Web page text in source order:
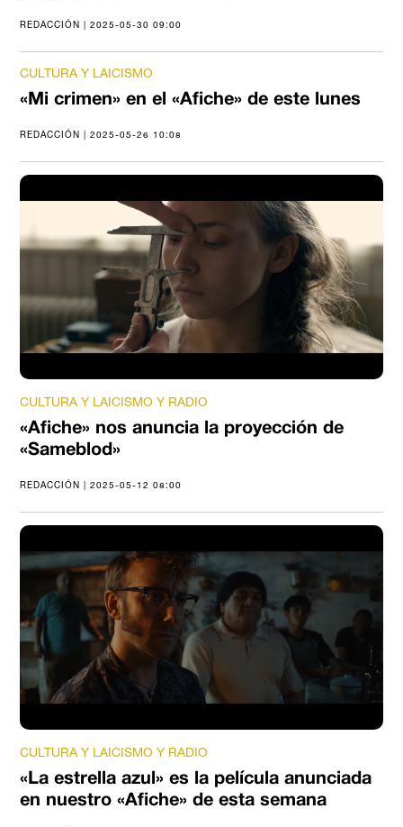
REDACCIÓN | 2025-05-30 09:00
CULTURA Y LAICISMO
«Mi crimen» en el «Afiche» de este lunes
REDACCIÓN | 2025-05-26 10:08
CULTURA Y LAICISMO Y RADIO
«Afiche» nos anuncia la proyección de
«Sameblod»
REDACCIÓN | 2025-05-12 08:00
CULTURA Y LAICISMO Y RADIO
«La estrella azul» es la película anunciada
en nuestro «Afiche» de esta semana